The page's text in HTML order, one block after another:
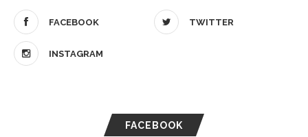
FACEBOOK TWITTER
INSTAGRAM
FACEBOOK